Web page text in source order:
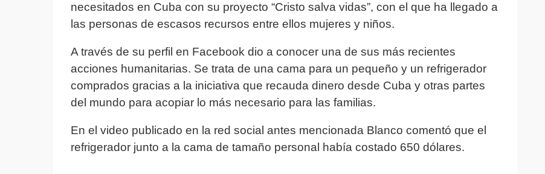
necesitados en Cuba con su proyecto “Cristo salva vidas”, con el que ha llegado a
las personas de escasos recursos entre ellos mujeres y niños.
A través de su perfil en Facebook dio a conocer una de sus más recientes
acciones humanitarias. Se trata de una cama para un pequeño y un refrigerador
comprados gracias a la iniciativa que recauda dinero desde Cuba y otras partes
del mundo para acopiar lo más necesario para las familias.
En el video publicado en la red social antes mencionada Blanco comentó que el
refrigerador junto a la cama de tamaño personal había costado 650 dólares.